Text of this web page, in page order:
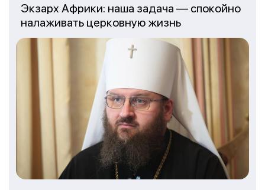
Экзарх Африки: наша задача — спокойно
налаживать церковную жизнь